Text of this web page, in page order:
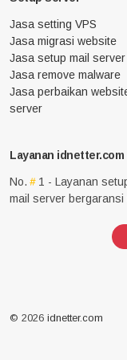
Jasa setting VPS
Jasa migrasi website
Jasa setup mail server
Jasa remove malware
Jasa perbaikan
server
Layanan idnetter.com
No.
1 - Layanan
mail server
© 2026 idnetter.com